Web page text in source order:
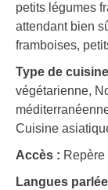
petits légumes
attendant bien
framboises,
Type de
végétarienne,
Cuisine
Accès :
Langues